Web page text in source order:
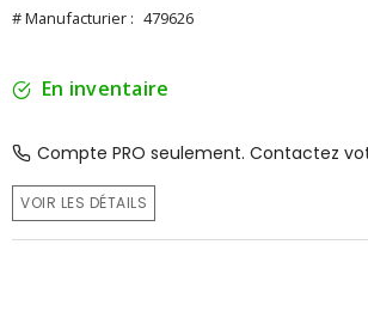
# Manufacturier : 479626
En inventaire
Compte PRO seulement. Contactez
VOIR LES DÉTAILS